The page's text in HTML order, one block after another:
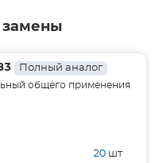
Полный аналог
общего применения
20 шт